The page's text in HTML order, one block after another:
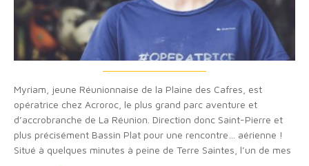
Myriam, jeune Réunionnaise de la Plaine des Cafres, est
opératrice chez Acroroc, le plus grand parc aventure et
d’accrobranche de La Réunion. Direction donc Saint-Pierre et
plus précisément Bassin Plat pour une rencontre… aérienne !
Situé à quelques minutes à peine de Terre Saintes, l’un de mes